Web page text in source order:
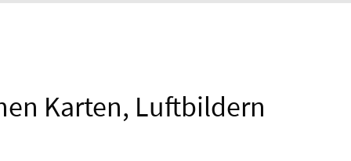
Karten, Luftbildern